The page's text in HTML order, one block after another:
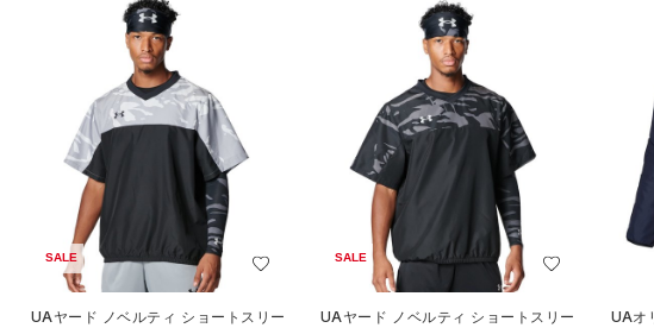
SALE
UAヤード ノベルティ ショートスリー
SALE
UAヤード ノベルティ ショートスリー
UAオ